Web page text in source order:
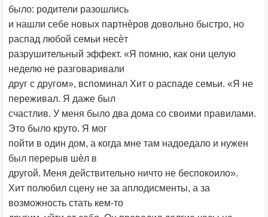
было: родители разошлись
и нашли себе новых партнѐров довольно быстро, но
распад любой семьи несѐт
разрушительный эффект. «Я помню, как они целую
неделю не разговаривали
друг с другом», вспоминал Хит о распаде семьи. «Я не
переживал. Я даже был
счастлив. У меня было два дома со своими правилами.
Это было круто. Я мог
пойти в один дом, а когда мне там надоедало и нужен
был перерыв шѐл в
другой. Меня действительно ничто не беспокоило».
Хит полюбил сцену не за аплодисменты, а за
возможность стать кем-то